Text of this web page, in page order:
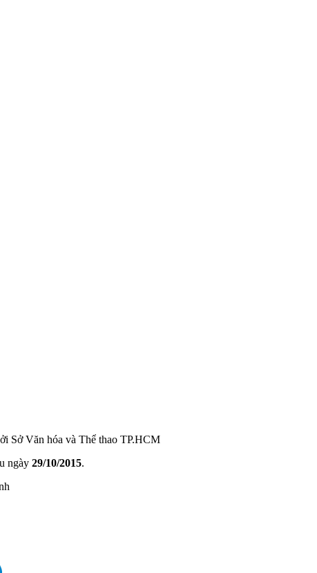
Sở Văn hóa và Thể thao TP.HCM
ngày 29/10/2015.